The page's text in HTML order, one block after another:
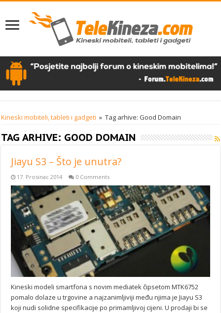
Kineski mobiteli, tableti i gadgeti » Tag arhive: Good Domain
TAG ARHIVE: GOOD DOMAIN
Jiayu S3 – Što je unutra?
17. Prosinac 2014 0 Comments
Kineski modeli smartfona s novim mediatek čipsetom MTK6752
pomalo dolaze u trgovine a najzanimljiviji među njima je Jiayu S3
koji nudi solidne specifikacije po primamljivoj cijeni. U prodaji bi se